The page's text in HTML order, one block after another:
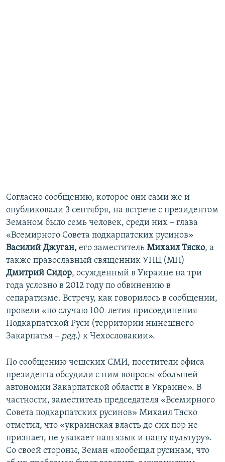
Согласно сообщению, которое они сами же и
опубликовали 3 сентября, на встрече с президентом
Земаном было семь человек, среди них ‒ глава
«Всемирного Совета подкарпатских русинов»
Василий Джуган, его заместитель Михаил Тяско, а
также православный священник УПЦ (МП)
Дмитрий Сидор, осужденный в Украине на три
года условно в 2012 году по обвинению в
сепаратизме. Встречу, как говорилось в сообщении,
провели «по случаю 100-летия присоединения
Подкарпатской Руси (территории нынешнего
Закарпатья ‒ ред.) к Чехословакии».
По сообщению чешских СМИ, посетители офиса
президента обсудили с ним вопросы «большей
автономии Закарпатской области в Украине». В
частности, заместитель председателя «Всемирного
Совета подкарпатских русинов» Михаил Тяско
отметил, что «украинская власть до сих пор не
признает, не уважает наш язык и нашу культуру».
Со своей стороны, Земан «пообещал русинам, что